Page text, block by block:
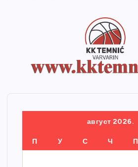
август 2026.
П У С Ч П